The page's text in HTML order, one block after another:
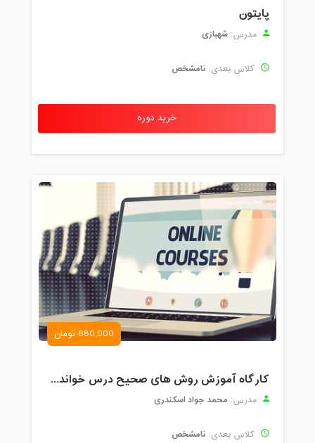
پایتون
مدرس: شهبازی
کلاس بعدی: نامشخص
خرید دوره
680,000 تومان
کارگاه آموزش روش های صحیح درس خواندن همراه با یادگیری بدون فراموشی
مدرس: محمد جواد اسکندری
کلاس بعدی: نامشخص